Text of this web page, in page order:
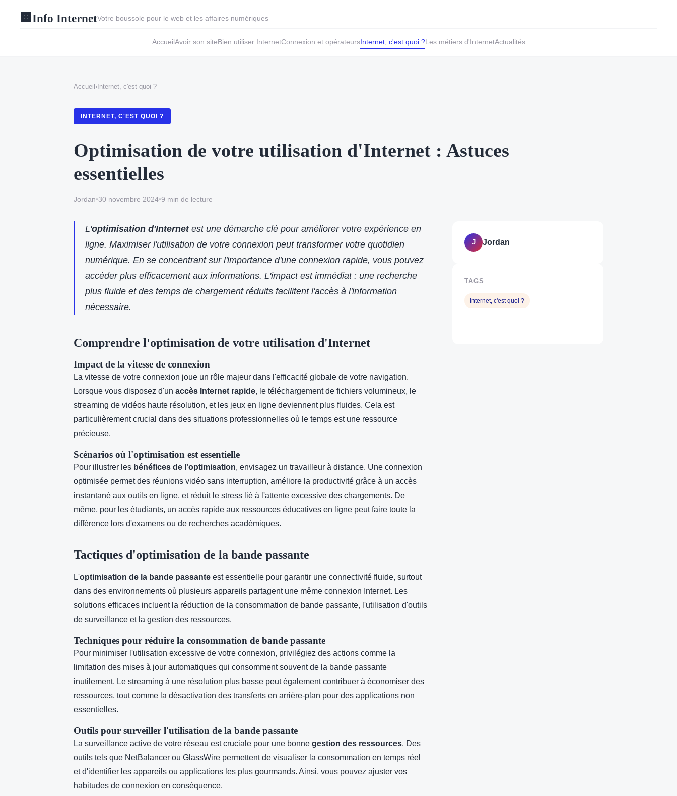
🏢 Info InternetVotre boussole pour le web et les affaires numériques
AccueilAvoir son siteBien utiliser InternetConnexion et opérateursInternet, c'est quoi ?Les métiers d'InternetActualités
Accueil › Internet, c'est quoi ?
INTERNET, C'EST QUOI ?
Optimisation de votre utilisation d'Internet : Astuces
essentielles
Jordan•30 novembre 2024•9 min de lecture
L'optimisation d'Internetest une démarche clé pour améliorer votre expérience en
ligne. Maximiser l'utilisation de votre connexion peut transformer votre quotidien
numérique. En se concentrant sur l'importance d'une connexion rapide, vous pouvez
accéder plus efficacement aux informations. L'impact est immédiat : une recherche
plus fluide et des temps de chargement réduits facilitent l'accès à l'information
nécessaire.
Comprendre l'optimisation de votre utilisation d'Internet
Impact de la vitesse de connexion
La vitesse de votre connexion joue un rôle majeur dans l'efficacité globale de votre navigation.
Lorsque vous disposez d'un accès Internet rapide, le téléchargement de fichiers volumineux, le
streaming de vidéos haute résolution, et les jeux en ligne deviennent plus fluides. Cela est
particulièrement crucial dans des situations professionnelles où le temps est une ressource
précieuse.
Scénarios où l'optimisation est essentielle
Pour illustrer les bénéfices de l'optimisation, envisagez un travailleur à distance. Une connexion
optimisée permet des réunions vidéo sans interruption, améliore la productivité grâce à un accès
instantané aux outils en ligne, et réduit le stress lié à l'attente excessive des chargements. De
même, pour les étudiants, un accès rapide aux ressources éducatives en ligne peut faire toute la
différence lors d'examens ou de recherches académiques.
Tactiques d'optimisation de la bande passante
L'optimisation de la bande passante est essentielle pour garantir une connectivité fluide, surtout
dans des environnements où plusieurs appareils partagent une même connexion Internet. Les
solutions efficaces incluent la réduction de la consommation de bande passante, l'utilisation d'outils
de surveillance et la gestion des ressources.
Techniques pour réduire la consommation de bande passante
Pour minimiser l'utilisation excessive de votre connexion, privilégiez des actions comme la
limitation des mises à jour automatiques qui consomment souvent de la bande passante
inutilement. Le streaming à une résolution plus basse peut également contribuer à économiser des
ressources, tout comme la désactivation des transferts en arrière-plan pour des applications non
essentielles.
Outils pour surveiller l'utilisation de la bande passante
La surveillance active de votre réseau est cruciale pour une bonne gestion des ressources. Des
outils tels que NetBalancer ou GlassWire permettent de visualiser la consommation en temps réel
et d'identifier les appareils ou applications les plus gourmands. Ainsi, vous pouvez ajuster vos
habitudes de connexion en conséquence.
J Jordan
TAGS
Internet, c'est quoi ?